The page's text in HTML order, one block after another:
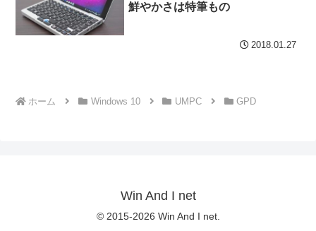
鮮やかさは特筆もの
2018.01.27
ホーム Windows 10 UMPC GPD
Win And I net
© 2015-2026 Win And I net.